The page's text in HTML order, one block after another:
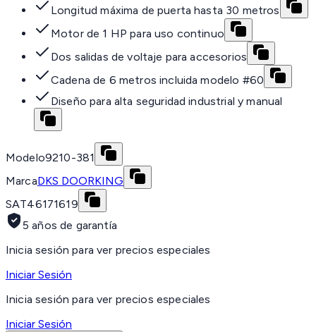
Longitud máxima de puerta hasta 30 metros
Motor de 1 HP para uso continuo
Dos salidas de voltaje para accesorios
Cadena de 6 metros incluida modelo #60
Diseño para alta seguridad industrial y manual
Modelo9210-381
MarcaDKS DOORKING
SAT46171619
5 años de garantía
Inicia sesión para ver precios especiales
Iniciar Sesión
Inicia sesión para ver precios especiales
Iniciar Sesión